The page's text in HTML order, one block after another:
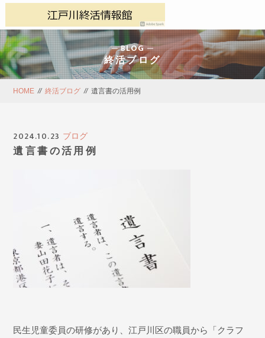
BLOG
終活ブログ
HOME // 終活ブログ // 遺言書の活用例
2024.10.23 ブログ
遺言書の活用例
民生児童委員の研修があり、江戸川区の職員から「クラフ